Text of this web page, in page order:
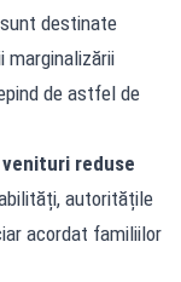
destinate
marginalizării
de astfel de
reduse
autoritățile
acordat familiilor